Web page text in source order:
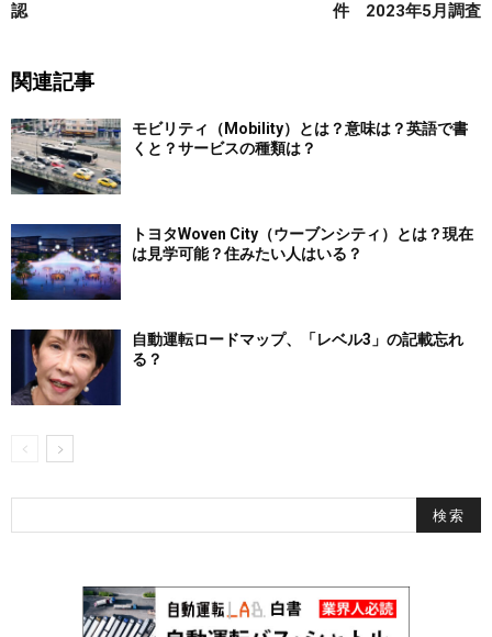
認
件 2023年5月調査
関連記事
モビリティ（Mobility）とは？意味は？英語で書
くと？サービスの種類は？
トヨタWoven City（ウーブンシティ）とは？現在
は見学可能？住みたい人はいる？
自動運転ロードマップ、「レベル3」の記載忘れ
る？